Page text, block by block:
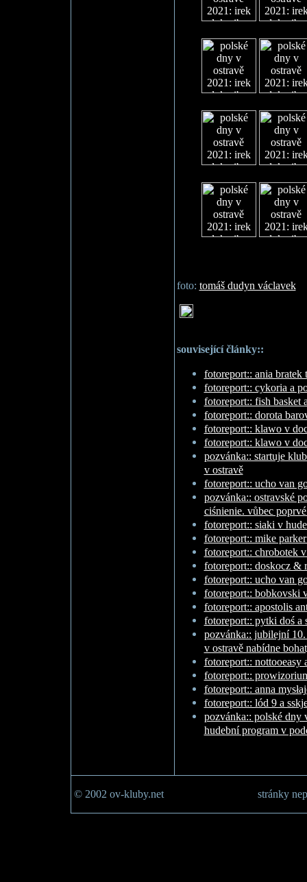
foto: tomáš dudyn václavek
související články::
fotoreport:: ania bratek
fotoreport:: cykoria a
fotoreport:: fish basket
fotoreport:: dorota
fotoreport:: klawo v
fotoreport:: klawo v
pozvánka:: startuje
v ostravě
fotoreport:: ucho van
pozvánka:: ostravské
ciśnienie. vůbec
fotoreport:: siaki v
fotoreport:: mike
fotoreport:: chrobotek
fotoreport:: doskocz &
fotoreport:: ucho van
fotoreport:: bobkovski
fotoreport:: apostolis
fotoreport:: pytki doś a
pozvánka:: jubilejní
v ostravě nabídne
fotoreport:: nottooeasy
fotoreport::
fotoreport:: anna
fotoreport:: lód 9 a
pozvánka:: polské dny
hudební program v
© 2002 ov-kluby.net stránky